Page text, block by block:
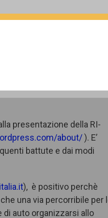
presentazione della RI-
about/). E’
battute e dai modi
), è positivo perchè
una via percorribile per
auto organizzarsi allo